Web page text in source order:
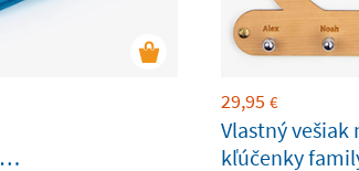
29,95 €
Vlastný vešiak
kľúčenky